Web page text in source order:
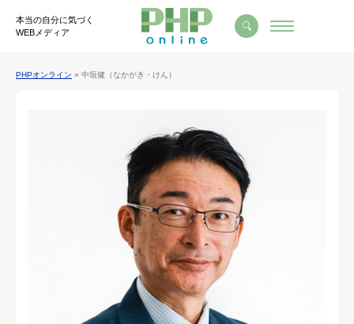
本当の自分に気づく
WEBメディア
PHPオンライン » 中垣健（なかがき・けん）